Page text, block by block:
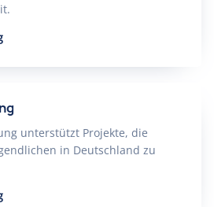
unterstützt Projekte, die
in Deutschland zu